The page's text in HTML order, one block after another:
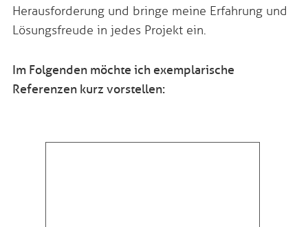
Herausforderung und bringe meine Erfahrung und
Lösungsfreude in jedes Projekt ein.
Im Folgenden möchte ich exemplarische
Referenzen kurz vorstellen: